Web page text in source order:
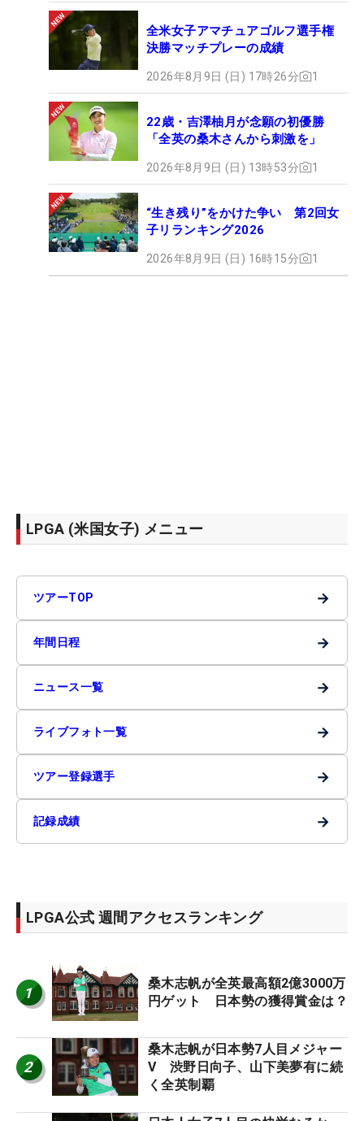
全米女子アマチュアゴルフ選手権
決勝マッチプレーの成績
2026年8月9日 (日) 17時26分 1
22歳・吉澤柚月が念願の初優勝
「全英の桑木さんから刺激を」
2026年8月9日 (日) 13時53分 1
“生き残り”をかけた争い 第2回女
子リランキング2026
2026年8月9日 (日) 16時15分 1
LPGA (米国女子) メニュー
ツアーTOP →
年間日程 →
ニュース一覧 →
ライブフォト一覧 →
ツアー登録選手 →
記録成績 →
LPGA公式 週間アクセスランキング
1
桑木志帆が全英最高額2億3000万
円ゲット 日本勢の獲得賞金は？
2
桑木志帆が日本勢7人目メジャー
V 渋野日向子、山下美夢有に続
く全英制覇